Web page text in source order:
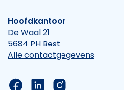
Hoofdkantoor
De Waal 21
5684 PH Best
Alle contactgegevens
Link naar de Facebook
Link naar de
Link naar de